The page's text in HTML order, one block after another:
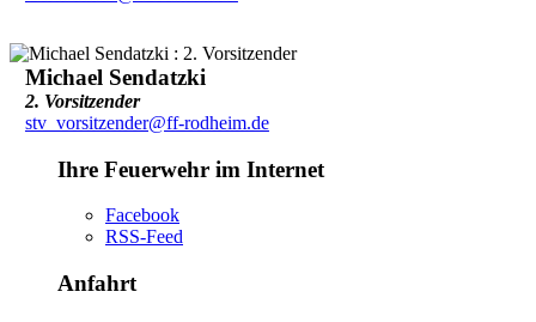
Michael Sendatzki
2. Vorsitzender
stv_vorsitzender@ff-rodheim.de
Ihre Feuerwehr im Internet
Facebook
RSS-Feed
Anfahrt